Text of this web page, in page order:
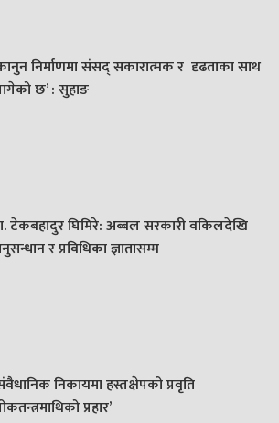
निर्माणमा संसद् सकारात्मक र दृढताका साथ
छ’ : सुहाङ
टेकबहादुर घिमिरे: अब्बल सरकारी वकिलदेखि
र प्रविधिका ज्ञातासम्म
निकायमा हस्तक्षेपको प्रवृति
प्रहार’